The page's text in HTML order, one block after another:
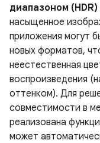
диапазоном (HDR)
насыщенное
приложения могут
новых форматов,
неестественная
воспроизведения
оттенком). Для
совместимости в
реализована
может